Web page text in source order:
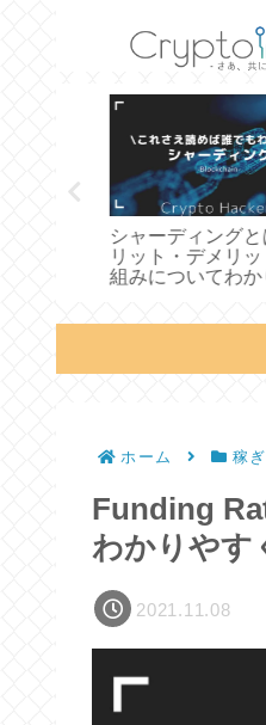
シャーディングと
リット・デメリッ
組みについてわか
ホーム 稼
Funding
わかりやす
2021.11.08